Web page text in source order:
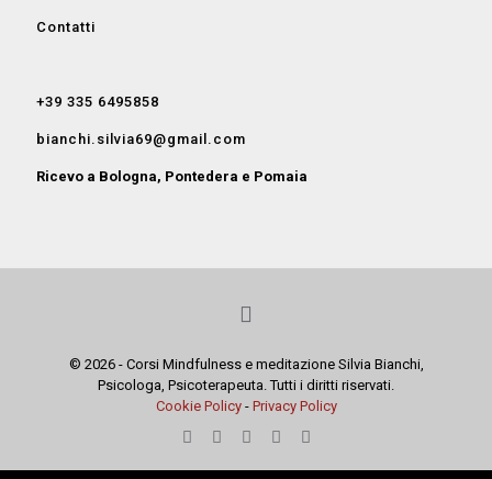
Contatti
+39 335 6495858
bianchi.silvia69@gmail.com
Ricevo a Bologna, Pontedera e Pomaia
© 2026 - Corsi Mindfulness e meditazione Silvia Bianchi,
Psicologa, Psicoterapeuta. Tutti i diritti riservati.
Cookie Policy- Privacy Policy